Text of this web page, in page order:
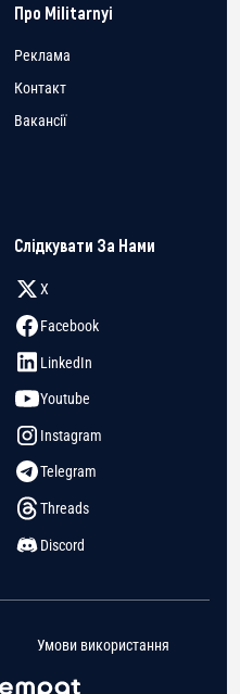
Про Militarnyi
Реклама
Контакт
Вакансії
Слідкувати За Нами
X
Facebook
LinkedIn
Youtube
Instagram
Telegram
Threads
Discord
Умови використання